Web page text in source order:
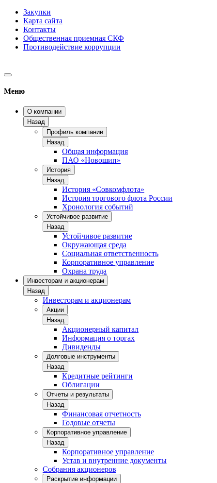
Закупки
Карта сайта
Контакты
Общественная приемная СКФ
Противодействие коррупции
Меню
О компании
Назад
Профиль компании
Назад
Общая информация
ПАО «Новошип»
История
Назад
История «Совкомфлота»
История торгового флота России
Хронология событий
Устойчивое развитие
Назад
Устойчивое развитие
Окружающая среда
Социальная ответственность
Корпоративное управление
Охрана труда
Инвесторам и акционерам
Назад
Инвесторам и акционерам
Акции
Назад
Акционерный капитал
Информация о торгах
Дивиденды
Долговые инструменты
Назад
Кредитные рейтинги
Облигации
Отчеты и результаты
Назад
Финансовая отчетность
Годовые отчеты
Корпоративное управление
Назад
Корпоративное управление
Устав и внутренние документы
Собрания акционеров
Раскрытие информации